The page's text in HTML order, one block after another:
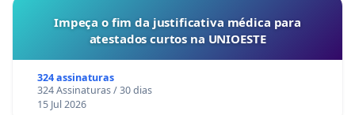
Impeça o fim da justificativa médica para
atestados curtos na UNIOESTE
324 assinaturas
324 Assinaturas / 30 dias
15 Jul 2026